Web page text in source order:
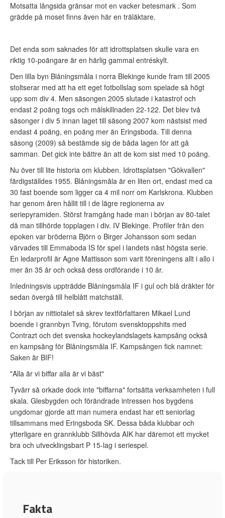
Motsatta långsida gränsar mot en vacker betesmark . Som
grädde på moset finns även här en träläktare.
Det enda som saknades för att idrottsplatsen skulle vara en
riktig 10-poängare är en härlig gammal entréskylt.
Den lilla byn Blåningsmåla i norra Blekinge kunde fram till 2005
stoltserar med att ha ett eget fotbollslag som spelade så högt
upp som div 4. Men säsongen 2005 slutade i katastrof och
endast 2 poäng togs och målskillnaden 22-122. Det blev två
säsonger i div 5 innan laget till säsong 2007 kom nästsist med
endast 4 poäng, en poäng mer än Eringsboda. Till denna
säsong (2009) så bestämde sig de båda lagen för att gå
samman. Det gick inte bättre än att de kom sist med 10 poäng.
Nu över till lite historia om klubben. Idrottsplatsen "Gökvallen"
färdigställdes 1955. Blåningsmåla är en liten ort, endast med ca
30 fast boende som ligger ca 4 mil norr om Karlskrona. Klubben
har genom åren hållit till i de lägre regionerna av
seriepyramiden. Störst framgång hade man i början av 80-talet
då man tillhörde topplagen i div. IV Blekinge. Profiler från den
epoken var bröderna Björn o Birger Johansson som sedan
värvades till Emmaboda IS för spel i landets näst högsta serie.
En ledarprofil är Agne Mattisson som varit föreningens allt i allo i
mer än 35 år och också dess ordförande i 10 år.
Inledningsvis uppträdde Blåningsmåla IF i gul och blå dräkter för
sedan övergå till helblått matchställ.
I början av nittiotalet så skrev textförfattaren Mikael Lund
boende i grannbyn Tving, förutom svensktoppshits med
Contrazt och det svenska hockeylandslagets kampsång också
en kampsång för Blåningsmåla IF. Kampsången fick namnet:
Saken är BIF!
"Alla är vi biffar alla är vi bäst"
Tyvärr så orkade dock inte "biffarna" fortsätta verksamheten i full
skala. Glesbygden och förändrade intressen hos bygdens
ungdomar gjorde att man numera endast har ett seniorlag
tillsammans med Eringsboda SK. Dessa båda klubbar och
ytterligare en grannklubb Sillhövda AIK har däremot ett mycket
bra och utvecklingsbart P 15-lag i seriespel.
Tack till Per Eriksson för historiken.
Fakta